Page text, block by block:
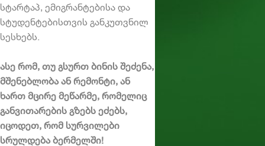
სტარტაპ, ემიგრანტებისა და
სტუდენტებისთვის განკუთვნილ
სესხებს.
ასე რომ, თუ გსურთ ბინის შეძენა,
მშენებლობა ან რემონტი, ან
ხართ მცირე მეწარმე, რომელიც
განვითარების გზებს ეძებს,
იცოდეთ, რომ სურვილები
სრულდება ბერმელში!